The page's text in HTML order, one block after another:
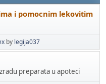
i pomocnim lekovitim
by legija037
preparata u apoteci